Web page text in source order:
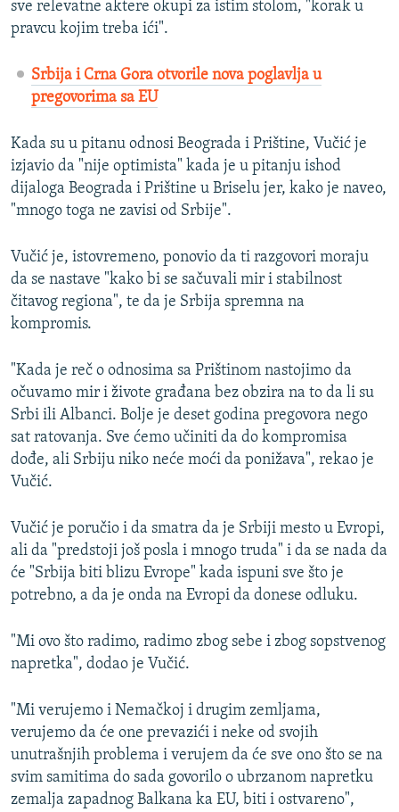
sve relevatne aktere okupi za istim stolom, "korak u
pravcu kojim treba ići".
Srbija i Crna Gora otvorile nova poglavlja u
pregovorima sa EU
Kada su u pitanu odnosi Beograda i Prištine, Vučić je
izjavio da "nije optimista" kada je u pitanju ishod
dijaloga Beograda i Prištine u Briselu jer, kako je naveo,
"mnogo toga ne zavisi od Srbije".
Vučić je, istovremeno, ponovio da ti razgovori moraju
da se nastave "kako bi se sačuvali mir i stabilnost
čitavog regiona", te da je Srbija spremna na
kompromis.
"Kada je reč o odnosima sa Prištinom nastojimo da
očuvamo mir i živote građana bez obzira na to da li su
Srbi ili Albanci. Bolje je deset godina pregovora nego
sat ratovanja. Sve ćemo učiniti da do kompromisa
dođe, ali Srbiju niko neće moći da ponižava", rekao je
Vučić.
Vučić je poručio i da smatra da je Srbiji mesto u Evropi,
ali da "predstoji još posla i mnogo truda" i da se nada da
će "Srbija biti blizu Evrope" kada ispuni sve što je
potrebno, a da je onda na Evropi da donese odluku.
"Mi ovo što radimo, radimo zbog sebe i zbog sopstvenog
napretka", dodao je Vučić.
"Mi verujemo i Nemačkoj i drugim zemljama,
verujemo da će one prevazići i neke od svojih
unutrašnjih problema i verujem da će sve ono što se na
svim samitima do sada govorilo o ubrzanom napretku
zemalja zapadnog Balkana ka EU, biti i ostvareno",